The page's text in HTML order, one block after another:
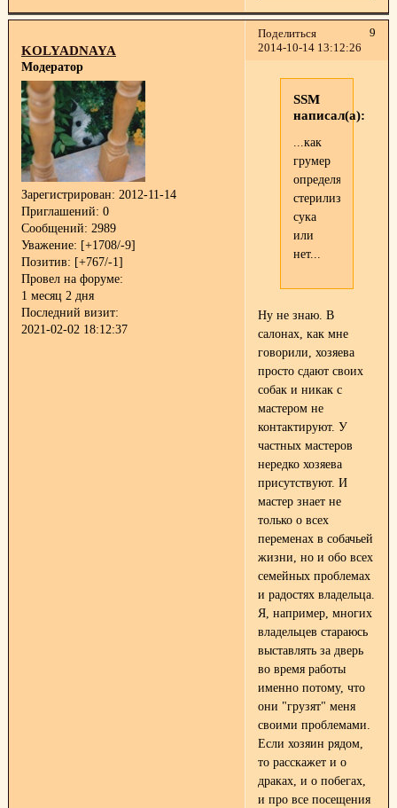
Поделиться
9
2014-10-14 13:12:26
KOLYADNAYA
Модератор
Зарегистрирован: 2012-11-14
Приглашений: 0
Сообщений: 2989
Уважение: [+1708/-9]
Позитив: [+767/-1]
Провел на форуме:
1 месяц 2 дня
Последний визит:
2021-02-02 18:12:37
SSM
написал(а):
...как
грумер
определяет
стерилизована
сука
или
нет...
Ну не знаю. В
салонах, как мне
говорили, хозяева
просто сдают своих
собак и никак с
мастером не
контактируют. У
частных мастеров
нередко хозяева
присутствуют. И
мастер знает не
только о всех
переменах в собачьей
жизни, но и обо всех
семейных проблемах
и радостях владельца.
Я, например, многих
владельцев стараюсь
выставлять за дверь
во время работы
именно потому, что
они "грузят" меня
своими проблемами.
Если хозяин рядом,
то расскажет и о
драках, и о побегах,
и про все посещения